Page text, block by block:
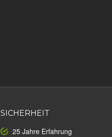
SICHERHEIT
25 Jahre Erfahrung